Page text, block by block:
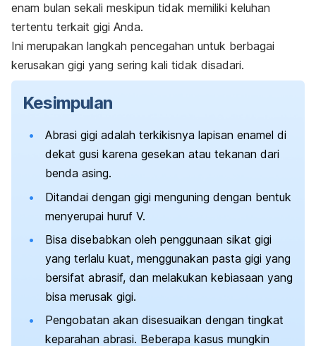
enam bulan sekali meskipun tidak memiliki keluhan
tertentu terkait gigi Anda.
Ini merupakan langkah pencegahan untuk berbagai
kerusakan gigi yang sering kali tidak disadari.
Kesimpulan
Abrasi gigi adalah terkikisnya lapisan enamel di
dekat gusi karena gesekan atau tekanan dari
benda asing.
Ditandai dengan gigi menguning dengan bentuk
menyerupai huruf V.
Bisa disebabkan oleh penggunaan sikat gigi
yang terlalu kuat, menggunakan pasta gigi yang
bersifat abrasif, dan melakukan kebiasaan yang
bisa merusak gigi.
Pengobatan akan disesuaikan dengan tingkat
keparahan abrasi. Beberapa kasus mungkin